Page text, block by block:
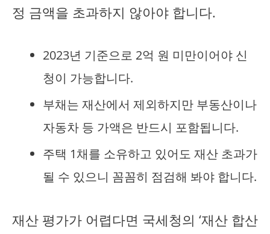
정 금액을 초과하지 않아야 합니다.
2023년 기준으로 2억 원 미만이어야 신
청이 가능합니다.
부채는 재산에서 제외하지만 부동산이나
자동차 등 가액은 반드시 포함됩니다.
주택 1채를 소유하고 있어도 재산 초과가
될 수 있으니 꼼꼼히 점검해 봐야 합니다.
재산 평가가 어렵다면 국세청의 ‘재산 합산